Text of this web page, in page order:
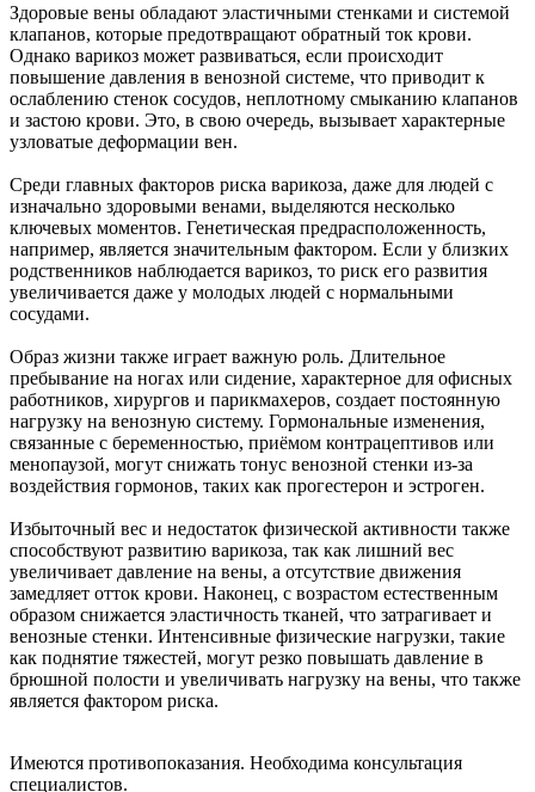
Здоровые вены обладают эластичными стенками и системой
клапанов, которые предотвращают обратный ток крови.
Однако варикоз может развиваться, если происходит
повышение давления в венозной системе, что приводит к
ослаблению стенок сосудов, неплотному смыканию клапанов
и застою крови. Это, в свою очередь, вызывает характерные
узловатые деформации вен.
Среди главных факторов риска варикоза, даже для людей с
изначально здоровыми венами, выделяются несколько
ключевых моментов. Генетическая предрасположенность,
например, является значительным фактором. Если у близких
родственников наблюдается варикоз, то риск его развития
увеличивается даже у молодых людей с нормальными
сосудами.
Образ жизни также играет важную роль. Длительное
пребывание на ногах или сидение, характерное для офисных
работников, хирургов и парикмахеров, создает постоянную
нагрузку на венозную систему. Гормональные изменения,
связанные с беременностью, приёмом контрацептивов или
менопаузой, могут снижать тонус венозной стенки из-за
воздействия гормонов, таких как прогестерон и эстроген.
Избыточный вес и недостаток физической активности также
способствуют развитию варикоза, так как лишний вес
увеличивает давление на вены, а отсутствие движения
замедляет отток крови. Наконец, с возрастом естественным
образом снижается эластичность тканей, что затрагивает и
венозные стенки. Интенсивные физические нагрузки, такие
как поднятие тяжестей, могут резко повышать давление в
брюшной полости и увеличивать нагрузку на вены, что также
является фактором риска.
Имеются противопоказания. Необходима консультация
специалистов.